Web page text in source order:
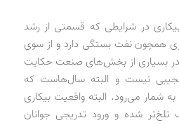
در شرایطی که قسمتی از رشد
همچون نفت بستگی دارد و از سوی
در بسیاری از بخش‌های صنعت حکایت
نیست و البته سال‌هاست که
شمار می‌رود. البته واقعیت بیکاری
شده و ورود تدریجی جوانان